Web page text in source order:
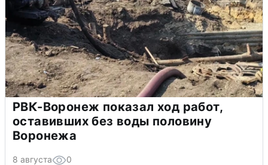
РВК-Воронеж показал ход работ,
оставивших без воды половину
Воронежа
8 августа 0